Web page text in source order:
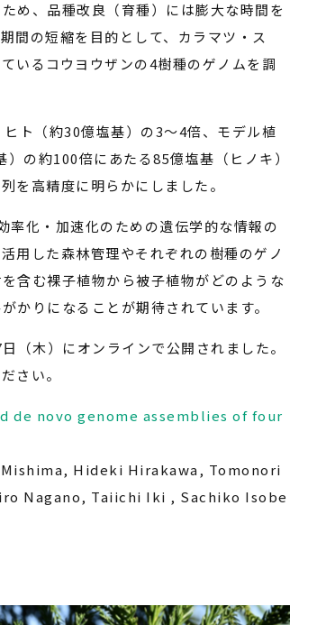
め、品種改良（育種）には膨大な時間を
間の短縮を目的として、カラマツ・ス
いるコウヨウザンの4樹種のゲノムを調
ト（約30億塩基）の3〜4倍、モデル植
の約100倍にあたる85億塩基（ヒノキ）
を高精度に明らかにしました。
率化・加速化のための遺伝学的な情報の
用した森林管理やそれぞれの樹種のゲノ
含む裸子植物から被子植物がどのような
かりになることが期待されています。
（木）にオンラインで公開されました。
さい。
de novo genome assemblies of four
Hideki Hirakawa, Tomonori
Nagano, Taiichi Iki , Sachiko Isobe